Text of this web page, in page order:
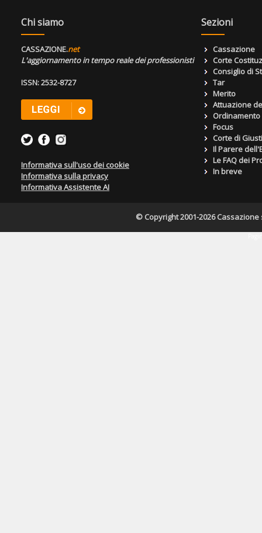
Chi siamo
CASSAZIONE.net
L'aggiornamento in tempo reale dei professionisti
ISSN: 2532-8727
Informativa sull'uso dei cookie
Informativa sulla privacy
Informativa Assistente AI
Sezioni
Cassazione
Corte
Consiglio di
Tar
Merito
Attuazione
Focus
Corte di
Il Parere
Le FAQ dei
In breve
© Copyright 2001-2026 Cassazione